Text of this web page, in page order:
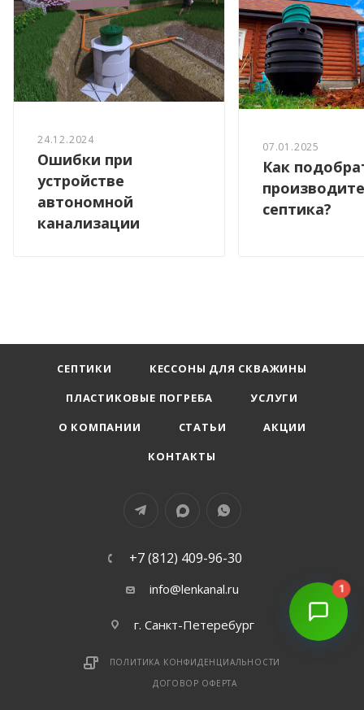
24.12.2024
Ошибки при
устройстве
автономной
канализации
07.01.2025
Как
септика?
СЕПТИКИ
КЕССОНЫ ДЛЯ СКВАЖИНЫ
ПЛАСТИКОВЫЕ ПОГРЕБА
УСЛУГИ
О КОМПАНИИ
СТАТЬИ
АКЦИИ
КОНТАКТЫ
+7 (812) 409-96-30
info@lenkanal.ru
г. Санкт-Петеребург
ПОЛИТИКА КОНФИДЕНЦИАЛЬНОСТИ
ДОГОВОР ОФЕРТА
1